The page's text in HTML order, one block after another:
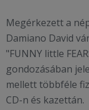
Megérkezett a
Damiano David
"FUNNY little
gondozásában
mellett többféle
CD-n és kazettán.